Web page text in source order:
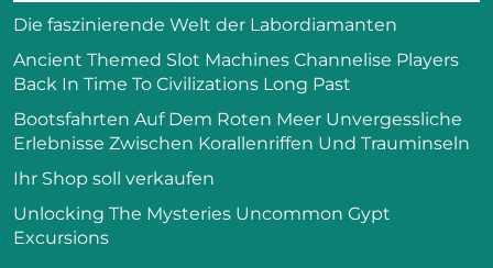
Die faszinierende Welt der Labordiamanten
Ancient Themed Slot Machines Channelise Players
Back In Time To Civilizations Long Past
Bootsfahrten Auf Dem Roten Meer Unvergessliche
Erlebnisse Zwischen Korallenriffen Und Trauminseln
Ihr Shop soll verkaufen
Unlocking The Mysteries Uncommon Gypt
Excursions